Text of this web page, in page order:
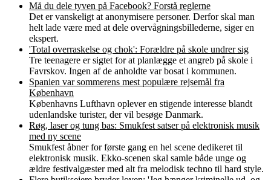
Må du dele tyven på Facebook? Forstå reglerne
Det er vanskeligt at anonymisere personer. Derfor skal man
helt lade være med at dele overvågningsbillederne, siger en
ekspert.
'Total overraskelse og chok': Forældre på skole undrer sig
Tre teenagere er sigtet for at planlægge et angreb på skole i
Favrskov. Ingen af de anholdte var bosat i kommunen.
Spanien var sommerens mest populære rejsemål fra
København
Københavns Lufthavn oplever en stigende interesse blandt
udenlandske turister, der vil besøge Danmark.
Røg, laser og tung bas: Smukfest satser på elektronisk musik
med ny scene
Smukfest åbner for første gang en hel scene dedikeret til
elektronisk musik. Ekko-scenen skal samle både unge og
ældre festivalgæster med alt fra melodisk techno til hard style.